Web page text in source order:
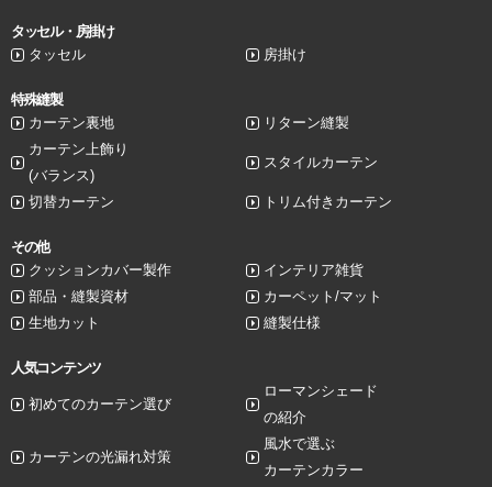
タッセル・房掛け
タッセル
房掛け
特殊縫製
カーテン裏地
リターン縫製
カーテン上飾り
(バランス)
スタイルカーテン
切替カーテン トリム付きカーテン
その他
クッションカバー製作
インテリア雑貨
部品・縫製資材
カーペット/マット
生地カット
縫製仕様
人気コンテンツ
初めてのカーテン選び
ローマンシェード
の紹介
カーテンの光漏れ対策
風水で選ぶ
カーテンカラー